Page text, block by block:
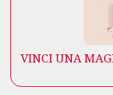
VINCI UNA